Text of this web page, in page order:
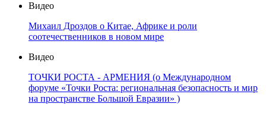
Видео
Михаил Дроздов о Китае, Африке и роли
соотечественников в новом мире
Видео
ТОЧКИ РОСТА - АРМЕНИЯ (о Международном
форуме «Точки Роста: региональная безопасность и мир
на пространстве Большой Евразии» )